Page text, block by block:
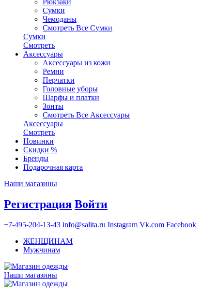
Рюкзаки
Сумки
Чемоданы
Смотреть Все Сумки
Сумки
Смотреть
Аксессуары
Аксессуары из кожи
Ремни
Перчатки
Головные уборы
Шарфы и платки
Зонты
Смотреть Все Аксессуары
Аксессуары
Смотреть
Новинки
Скидки %
Бренды
Подарочная карта
Наши магазины
Регистрация Войти
+7-495-204-13-43 info@salita.ru Instagram Vk.com Facebook
ЖЕНЩИНАМ
Мужчинам
Наши магазины